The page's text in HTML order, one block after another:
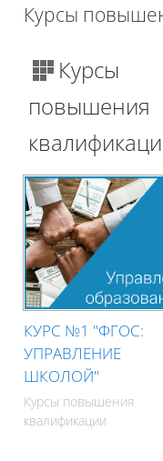
Курсы
Курсы
повышения
КУРС №1 "ФГОС:
УПРАВЛЕНИЕ
ШКОЛОЙ"
Курсы повышения
квалификации